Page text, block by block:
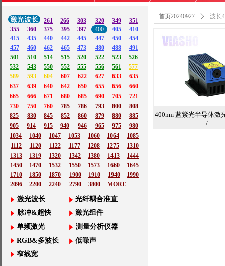
400nm 蓝紫光半导体激
/
首页20240927 ꄲ 波长
261
532
266 303 320 349
351
355
360 375 395 397 400 405
410
415
435 440 442 445 447 450
454
491
488
480
473
465
462
460
457
501
510 514 515 520 522
523
543
550 552 555 556 561
526
577
604
593
589 607 622 627 633
635
637
639 640 642 650 655 656
660
666
671 680 685 690 705
721
750
760
730
665
785
786 793 800
808
825
830 845 852 860 880
879
914
885
915
940 946 965 975 980
905
1034
1040 1047 1053 1060 1064
1085
1275
1208
1177
1122
1120
1112
1310
1413
1380 1444
1342
1320
1319
1313
1660
1645
1573
1550
1532
1470
1450
1940
1910
1900
1870
1850
1710
2790
2200 3800
2096
1990
MORE
单频激光
光纤耦合准直
激光波长
脉冲&超快
RGB&多波长
激光组件
测量分析仪器
低噪声
窄线宽
2240
激光波长